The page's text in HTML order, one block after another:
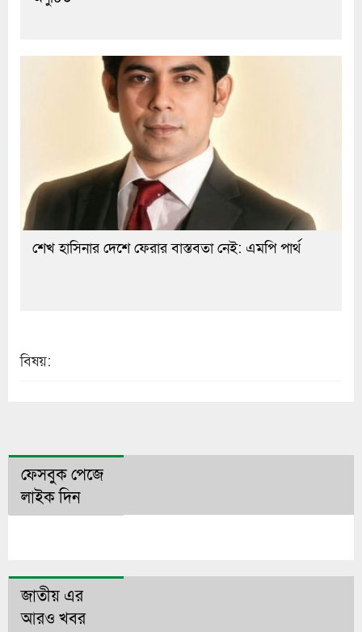
শেখ হাসিনার দেশে ফেরার বাস্তবতা নেই: এমপি পার্থ
বিষয়:
ফেসবুক পেজে
লাইক দিন
জাতীয় এর
আরও খবর